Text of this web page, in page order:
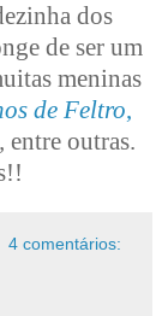
dos
de ser um
meninas
de Feltro,
, entre outras.
4 comentários: